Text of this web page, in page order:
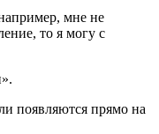
мне не
то я могу с
появляются прямо на